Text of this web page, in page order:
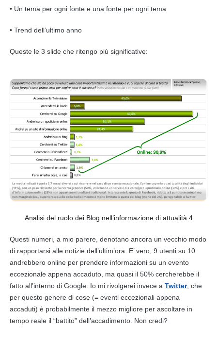
• Un tema per ogni fonte e una fonte per ogni tema
• Trend dell’ultimo anno
Queste le 3 slide che ritengo più significative:
Analisi del ruolo dei Blog nell’informazione di attualità 4
Questi numeri, a mio parere, denotano ancora un vecchio modo
di rapportarsi alle notizie dell’ultim’ora. E’ vero, 9 utenti su 10
andrebbero online per prendere informazioni su un evento
eccezionale appena accaduto, ma quasi il 50% cercherebbe il
fatto all’interno di Google. Io mi rivolgerei invece a Twitter, che
per questo genere di cose (= eventi eccezionali appena
accaduti) è probabilmente il mezzo migliore per ascoltare in
tempo reale il “battito” dell’accadimento. Non credi?